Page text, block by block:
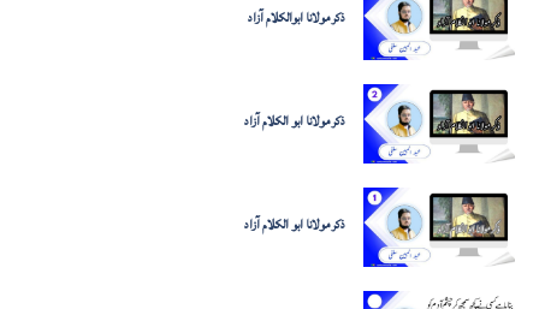
ذکر مولانا ابوالکلام آزاد
ذکر مولانا ابو الکلام آزاد
ذکر مولانا ابو الکلام آزاد